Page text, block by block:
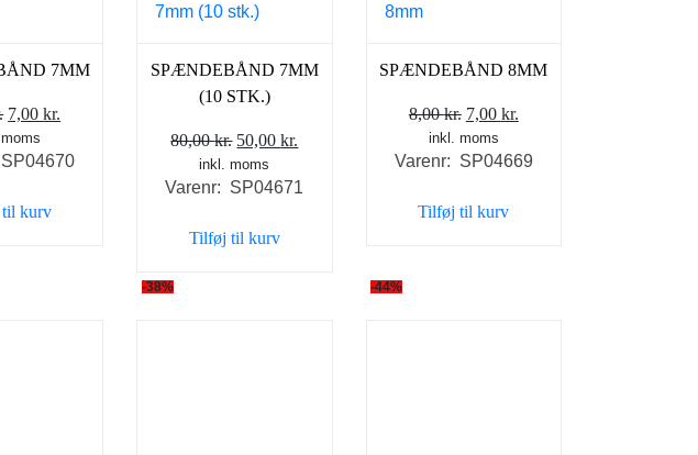
7MM
Den
oprindelige
pris
8,00 kr..
7,00kr.
pris
kurv
SPÆNDEBÅND 7MM
(10 STK.)
80,00kr. Den
oprindelige
pris
80,00 kr..
50,00kr.
pris
inkl. moms
Varenr: SP04671
Tilføj til kurv
SPÆNDEBÅND 8MM
8,00kr. Den
oprindelige
pris
8,00 kr..
7,00 kr.
pris
inkl. moms
Varenr: SP04669
Tilføj til kurv
-38% -44%